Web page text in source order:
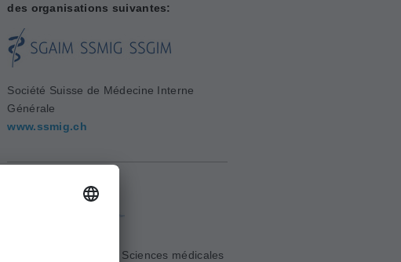
des organisations suivantes:
Société Suisse de Médecine Interne
Générale
www.ssmig.ch
Académie Suisse des Sciences médicales